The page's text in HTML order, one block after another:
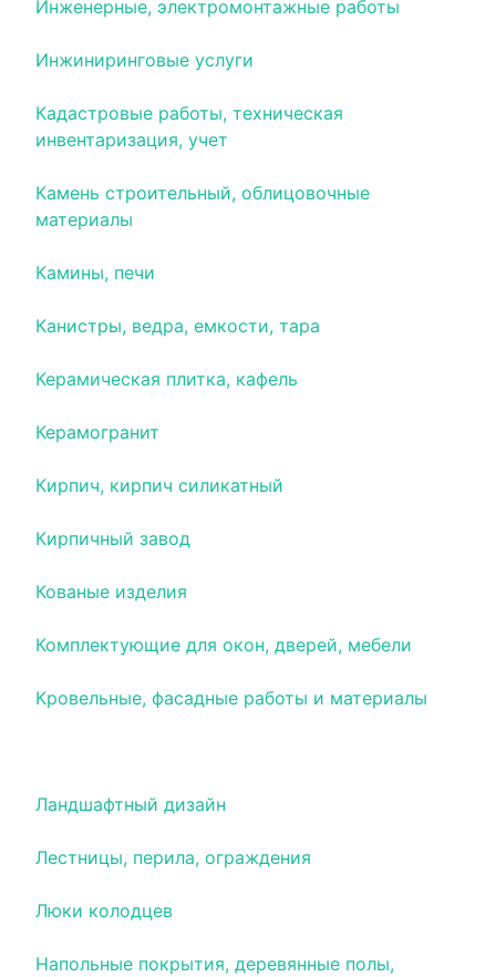
Инженерные, электромонтажные работы
Инжиниринговые услуги
Кадастровые работы, техническая
инвентаризация, учет
Камень строительный, облицовочные
материалы
Камины, печи
Канистры, ведра, емкости, тара
Керамическая плитка, кафель
Керамогранит
Кирпич, кирпич силикатный
Кирпичный завод
Кованые изделия
Комплектующие для окон, дверей, мебели
Кровельные, фасадные работы и материалы
Ландшафтный дизайн
Лестницы, перила, ограждения
Люки колодцев
Напольные покрытия, деревянные полы,